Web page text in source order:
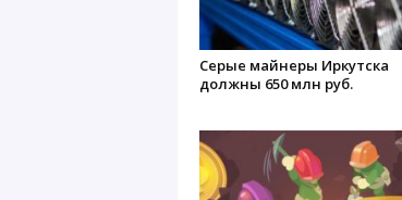
Серые майнеры Иркутска
должны 650 млн руб.